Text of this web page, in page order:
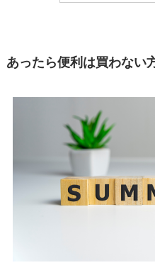
あったら便利は買わない